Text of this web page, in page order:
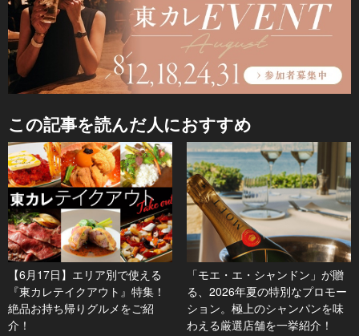
この記事を読んだ人におすすめ
【6月17日】エリア別で使える
『東カレテイクアウト』特集！
絶品お持ち帰りグルメをご紹
介！
「モエ・エ・シャンドン」が贈
る、2026年夏の特別なプロモー
ション。極上のシャンパンを味
わえる厳選店舗を一挙紹介！